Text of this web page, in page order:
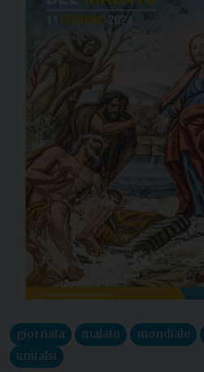
giornata malato mondiale
unitalsi